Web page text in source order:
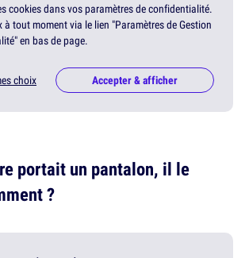
cookies dans vos paramètres de confidentialité.
à tout moment via le lien "Paramètres de Gestion
en bas de page.
choix Accepter & afficher
portait un pantalon, il le
?